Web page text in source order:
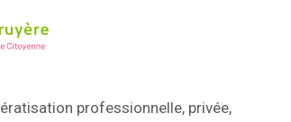
professionnelle, privée,